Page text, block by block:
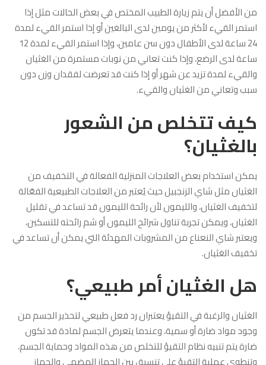
من الأفضل أن يتم زيارة الطبيب المختص في بعض الحالات مثل إذا
استمر القيء لأكثر من يومين لدى البالغين أو إذا استمر القيء لمدة
24 ساعة لدى الأطفال دون سن عامين، وإذا استمر القيء لمدة 12
ساعة لدى الرضع، وإذا كنت تعاني من نوبات مستمرة من الغثيان
والقيء لمدة تزيد عن شهر أو إذا كنت قد تعرضت لفقدان وزن دون
سبب وتعاني من الغثيان والقيء.
كيف تتخلص من الشعور
بالغثيان؟
يمكن استخدام بعض العلاجات المنزلية الفعالة في التخفيف من
الغثيان مثل شاي الزنجبيل حيث يُعتبر من العلاجات الطبيعية الفعّالة
لتخفيف الغثيان، والليمون لأن رائحة الليمون قد تساعد في تقليل
الغثيان، ويمكن تجربة تناول شرائح الليمون أو شم رائحته للتسكين،
ويعتبر شاي النعناع من المشروبات المهدئة التي يمكن أن تساعد في
تخفيف الغثيان.
هل الغثيان أمر طبيعي؟
الغثيان والرغبة في التقيؤ يعتبران رد فعل طبيعي لتحذير الجسم من
وجود مواد ضارة أو سمية، وعندما يتعرض الجسم لمادة قد تكون
ضارة يتم تنبيه نظام التقيؤ للتخلص من هذه المواد وحماية الجسم،